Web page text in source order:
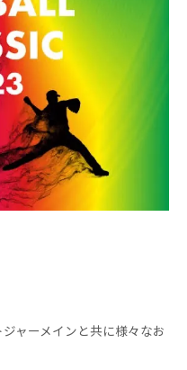
ャーメインと共に様々なお